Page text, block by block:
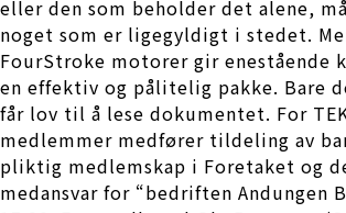
eller den som beholder det alene,
noget som er ligegyldigt i stedet.
FourStroke motorer gir enestående
en effektiv og pålitelig pakke. Bare
får lov til å lese dokumentet. For
medlemmer medfører tildeling av
pliktig medlemskap i Foretaket og
medansvar for “bedriften Andungen